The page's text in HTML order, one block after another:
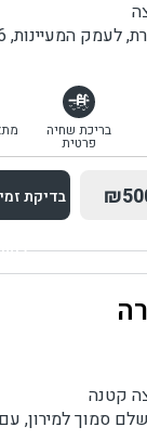
6 ק"מ מצומת צמח
בריכת שחיה
פרטית
בדיקת
בדיקת
קטנה
סמוך למירון,